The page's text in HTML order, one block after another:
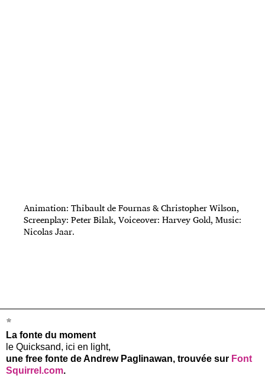
Animation: Thibault de Fournas & Christopher Wilson,
Screenplay: Peter Bilak, Voiceover: Harvey Gold, Music:
Nicolas Jaar.
*
La fonte du moment
le Quicksand, ici en light,
une free fonte de Andrew Paglinawan, trouvée sur Font
Squirrel.com.